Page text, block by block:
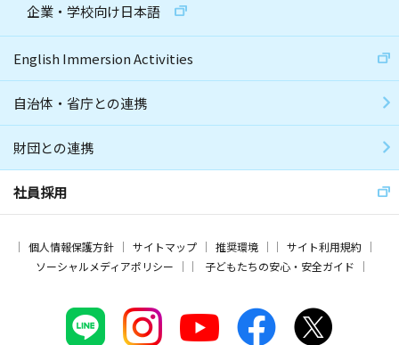
企業・学校向け日本語
English Immersion Activities
自治体・省庁との連携
財団との連携
社員採用
個人情報保護方針 サイトマップ 推奨環境
サイト利用規約
ソーシャルメディアポリシー
子どもたちの安心・安全ガイド